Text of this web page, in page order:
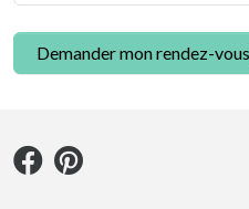
Demander mon rendez-